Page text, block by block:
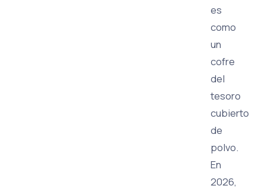
es
como
un
cofre
del
tesoro
cubierto
de
polvo.
En
2026,